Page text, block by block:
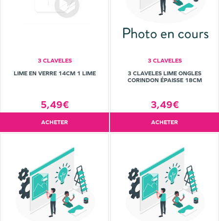
3 CLAVELES
LIME EN VERRE 14CM 1 LIME
5,49€
ACHETER
3 CLAVELES
3 CLAVELES LIME ONGLES
CORINDON ÉPAISSE 18CM
3,49€
ACHETER